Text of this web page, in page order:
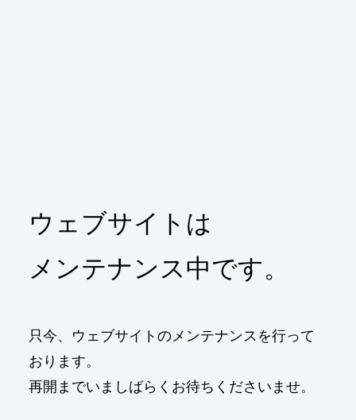
ウェブサイトは
メンテナンス中です。
只今、ウェブサイトのメンテナンスを行って
おります。
再開までいましばらくお待ちくださいませ。